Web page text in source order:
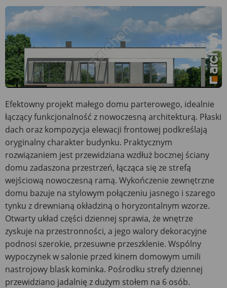
Efektowny projekt małego domu parterowego, idealnie
łączący funkcjonalność z nowoczesną architekturą. Płaski
dach oraz kompozycja elewacji frontowej podkreślają
oryginalny charakter budynku. Praktycznym
rozwiązaniem jest przewidziana wzdłuż bocznej ściany
domu zadaszona przestrzeń, łącząca się ze strefą
wejściową nowoczesną ramą. Wykończenie zewnętrzne
domu bazuje na stylowym połączeniu jasnego i szarego
tynku z drewnianą okładziną o horyzontalnym wzorze.
Otwarty układ części dziennej sprawia, że wnętrze
zyskuje na przestronności, a jego walory dekoracyjne
podnosi szerokie, przesuwne przeszklenie. Wspólny
wypoczynek w salonie przed kinem domowym umili
nastrojowy blask kominka. Pośrodku strefy dziennej
przewidziano jadalnię z dużym stołem na 6 osób.